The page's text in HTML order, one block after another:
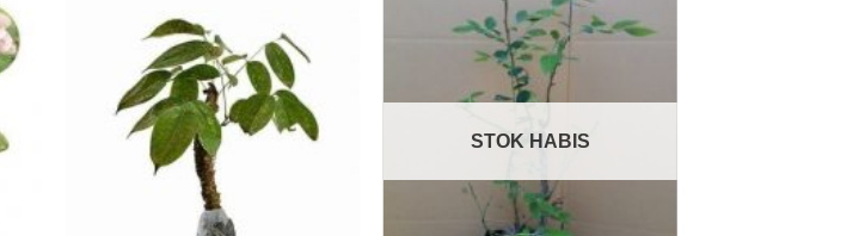
STOK HABIS